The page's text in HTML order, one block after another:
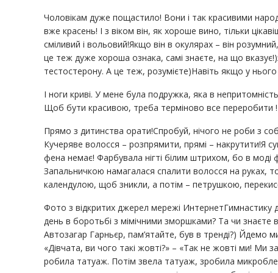
Чоловікам дуже пощастило! Вони і так красивими
вже красень! І з віком він, як хороше вино, тільки
сміливий і вольовий!Якщо він в окулярах – він
це теж дуже хороша ознака, самі знаєте, на що
тестостерону. А це теж, розумієте)Навіть якщо у
І ноги криві. У мене була подружка, яка в
Щоб бути красивою, треба терміново все переробити !
Прямо з дитинства орати!Спробуй, нічого не роби з
Кучеряве волосся – розпрямити, прямі – накрутити!Я
фена немає! Фарбувала нігті білим штрихом, бо в
Запальничкою намагалася спалити волосся на руках,
календулою, щоб зникли, а потім – петрушкою,
Фото з відкритих джерел мережі ИнтернетГимнастику
день в боротьбі з мімічними зморшками? Та чи
Автозагар Гарньєр, пам’ятайте, був в тренді?) Йдемо
«Дівчата, ви чого такі жовті?» – «Так не жовті ми!
робила татуаж. Потім звела татуаж, зробила